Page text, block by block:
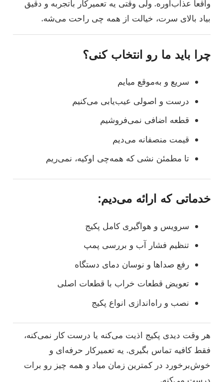
واقعاً عذاب‌آوره. ولی وقتی یه تعمیرکار باتجربه و دقیق
بیاد بالای سرت، خیالت از همه چی راحت می‌شه.
چرا باید ما رو انتخاب کنی؟
سریع و به‌موقع میایم
درست و اصولی عیب‌یابی می‌کنیم
قطعه اضافی نمی‌فروشیم
قیمت منصفانه می‌دیم
تا مطمئن نشی که همه‌چی اوکیه، نمی‌ریم
خدماتی که ارائه می‌دیم:
سرویس و هواگیری کامل پکیج
تنظیم فشار آب و بررسی پمپ
رفع صداها و نوسان دمای دستگاه
تعویض قطعات خراب با قطعات اصلی
نصب و راه‌اندازی انواع پکیج
هر وقت دیدی پکیج اذیت می‌کنه یا درست کار نمی‌کنه،
فقط کافیه تماس بگیری. یه تعمیرکار حرفه‌ای و
خوش‌برخورد در کمترین زمان میاد و همه چیز رو برات
درست می‌کنه.